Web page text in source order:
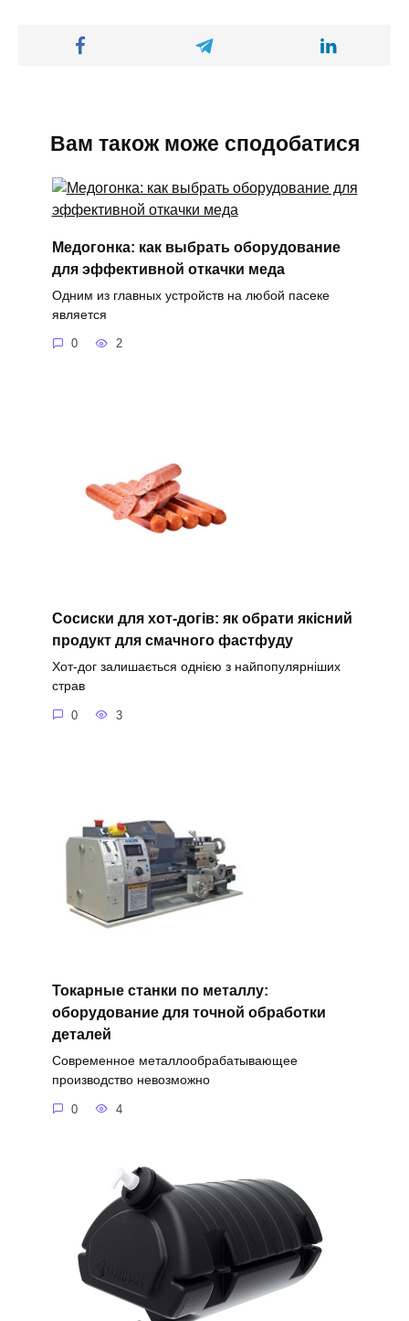
Вам також може сподобатися
Медогонка: как выбрать оборудование
для эффективной откачки меда
Одним из главных устройств на любой пасеке
является
0 2
Сосиски для хот-догів: як обрати якісний
продукт для смачного фастфуду
Хот-дог залишається однією з найпопулярніших
страв
0 3
Токарные станки по металлу:
оборудование для точной обработки
деталей
Современное металлообрабатывающее
производство невозможно
0 4